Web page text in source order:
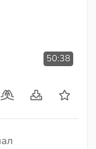
50:38